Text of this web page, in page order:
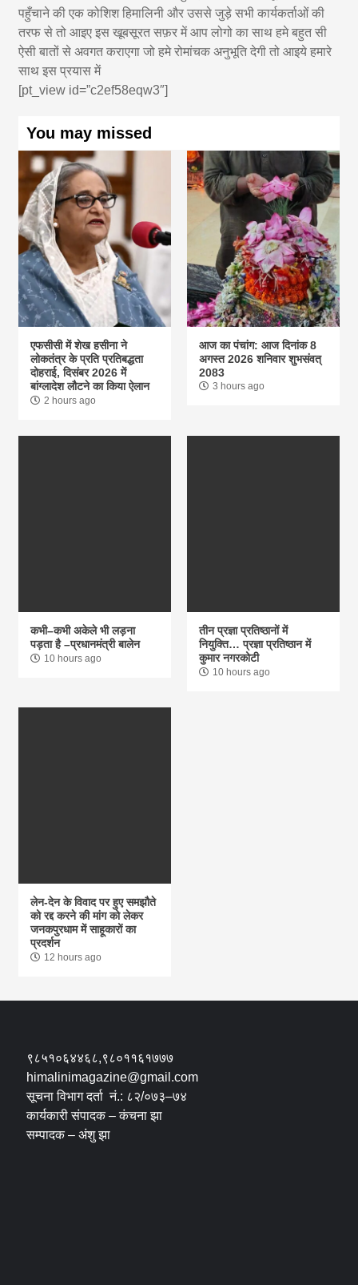
पहुँचाने की एक कोशिश हिमालिनी और उससे जुड़े सभी कार्यकर्ताओं की
तरफ से तो आइए इस खूबसूरत सफ़र में आप लोगो का साथ हमे बहुत सी
ऐसी बातों से अवगत कराएगा जो हमे रोमांचक अनुभूति देगी तो आइये हमारे
साथ इस प्रयास में
[pt_view id=”c2ef58eqw3″]
You may missed
एफसीसी में शेख हसीना ने
लोकतंत्र के प्रति प्रतिबद्धता
दोहराई, दिसंबर 2026 में
बांग्लादेश लौटने का किया ऐलान
2 hours ago
आज का पंचांग: आज दिनांक 8
अगस्त 2026 शनिवार शुभसंवत्
2083
3 hours ago
कभी–कभी अकेले भी लड़ना
पड़ता है –प्रधानमंत्री बालेन
10 hours ago
तीन प्रज्ञा प्रतिष्ठानों में
नियुक्ति… प्रज्ञा प्रतिष्ठान में
कुमार नगरकोटी
10 hours ago
लेन-देन के विवाद पर हुए समझौते
को रद्द करने की मांग को लेकर
जनकपुरधाम में साहूकारों का
प्रदर्शन
12 hours ago
९८५१०६४४६८,९८०११६१७७७
himalinimagazine@gmail.com
सूचना विभाग दर्ता नं.: ८२/०७३–७४
कार्यकारी संपादक – कंचना झा
सम्पादक – अंशु झा